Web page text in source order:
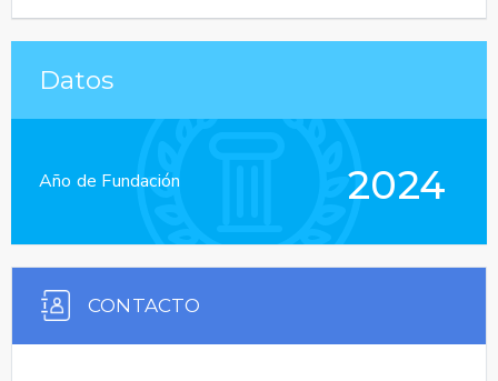
Datos
Año de Fundación 2024
CONTACTO